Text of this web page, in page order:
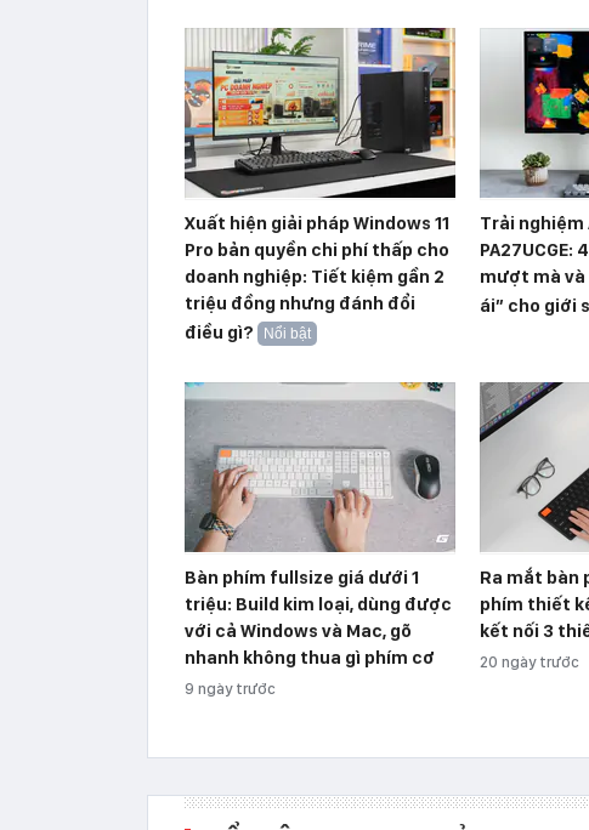
Xuất hiện giải pháp Windows 11
Pro bản quyền chi phí thấp cho
doanh nghiệp: Tiết kiệm gần 2
triệu đồng nhưng đánh đổi
điều gì?
Nổi bật
Trải nghiệm
PA27UCGE:
mượt mà và
ái” cho giới
Bàn phím fullsize giá dưới 1
triệu: Build kim loại, dùng được
với cả Windows và Mac, gõ
nhanh không thua gì phím cơ
9 ngày trước
Ra mắt bàn
phím thiết
kết nối 3
20 ngày trước